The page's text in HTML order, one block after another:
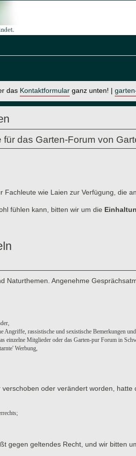
das Kontaktformular ganz unten! |
das Garten-Forum von
wie Laien zur Verfügung, die
fühlen kann, bitten wir um die
Naturthemen. Angenehme
Angriffe, rassistische und sexistische Bemerkungen
einzelne Mitglieder oder das Garten-pur Forum in
Werbung,
oder verändert worden, hatte
gegen geltendes Recht, und wir bitten